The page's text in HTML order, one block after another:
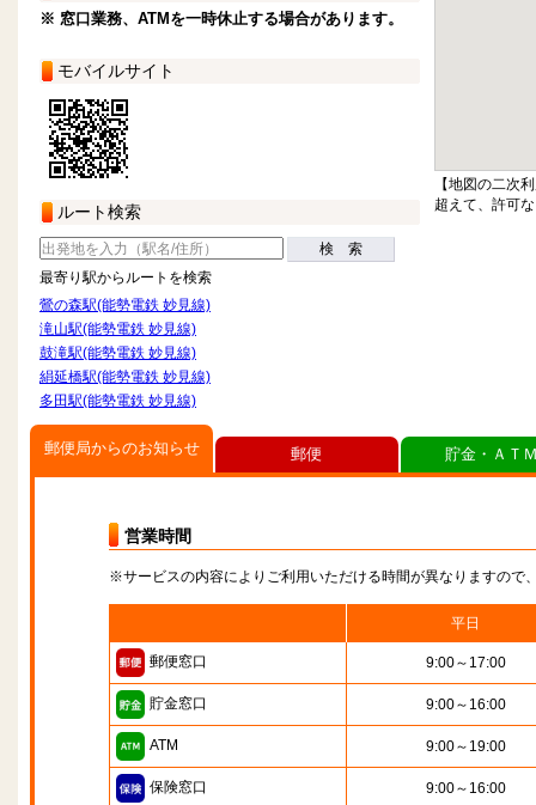
※ 窓口業務、ATMを一時休止する場合があります。
モバイルサイト
ルート検索
検 索
最寄り駅からルートを検索
鶯の森駅(能勢電鉄 妙見線)
滝山駅(能勢電鉄 妙見線)
鼓滝駅(能勢電鉄 妙見線)
絹延橋駅(能勢電鉄 妙見線)
多田駅(能勢電鉄 妙見線)
【地図の二次
超えて、許可
郵便局からのお知らせ
営業時間
※サービスの内容によりご利用いただける時間が異なりますので
平日
郵便窓口 9:00～17:00
貯金窓口 9:00～16:00
ATM 9:00～19:00
保険窓口 9:00～16:00
郵便 貯金・ＡＴ